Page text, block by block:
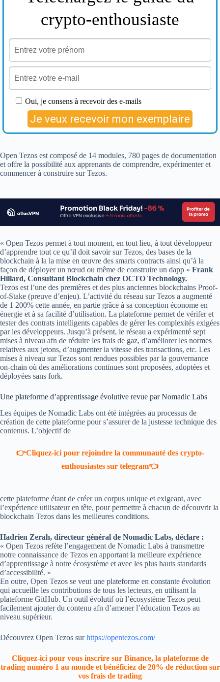
Open Tezos est composé de 14 modules, 780 pages de documentation
et offre la possibilité aux apprenants de comprendre, expérimenter et
commencer à construire sur Tezos.
« Open Tezos permet à tout moment, en tout lieu, à tout développeur
d’apprendre tout ce qu’il doit savoir sur Tezos, des bases de la
blockchain à la la mise en œuvre des smarts contracts ainsi qu’à la
façon de déployer un nœud ou même de construire un dapp » Frank
Hillard, Consultant Blockchain chez OCTO Technology.
Tezos est l’une des premières et des plus anciennes blockchains Proof-
of-Stake (preuve d’enjeu). L’activité du réseau sur Tezos a augmenté
de 1 200% cette année, en partie grâce à sa conception économe en
énergie et à sa facilité d’utilisation. La plateforme permet de vérifer et
tester des contrats intelligents capables de gérer les complexités exigées
par les développeurs. Jusqu’à présent, le réseau a expérimenté sept
mises à niveau afn de réduire les frais de gaz, d’améliorer les normes
relatives aux jetons, d’augmenter la vitesse des transactions, etc. Les
mises à niveau sur Tezos sont rendues possibles par la gouvernance
on-chain où des améliorations continues sont proposées, adoptées et
déployées sans fork.
Une plateforme d’apprentissage évolutive revue par Nomadic Labs
Les équipes de Nomadic Labs ont été intégrées au processus de
création de cette plateforme pour s’assurer de la justesse technique des
contenus. L’objectif de
👉Cliquez-ici pour rejoindre la communauté des crypto-
enthousiastes sur telegram👈
cette plateforme étant de créer un corpus unique et exigeant, avec
l’expérience utilisateur en tête, pour permettre à chacun de découvrir la
blockchain Tezos dans les meilleures conditions.
Hadrien Zerah, directeur général de Nomadic Labs, déclare :
« Open Tezos refète l’engagement de Nomadic Labs à transmettre
notre connaissance de Tezos en apportant la meilleure expérience
d’apprentissage à notre écosystème et avec les plus hauts standards
d’accessibilité. »
En outre, Open Tezos se veut une plateforme en constante évolution
qui accueille les contributions de tous les lecteurs, en utilisant la
plateforme GitHub. Un outil évolutif où l’écosystème Tezos peut
facilement ajouter du contenu afn d’amener l’éducation Tezos au
niveau supérieur.
Découvrez Open Tezos surhttps://opentezos.com/
Cliquez-ici pour vous inscrire sur Binance, la plateforme de
trading numéro 1 au monde et bénéficiez de 20% de réduction sur
vos frais de trading